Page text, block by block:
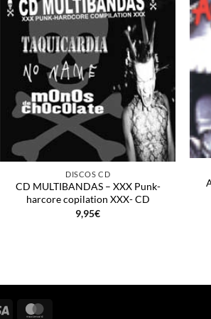
DISCOS CD
CD MULTIBANDAS – XXX Punk-
harcore copilation XXX- CD
9,95€
+
Visa